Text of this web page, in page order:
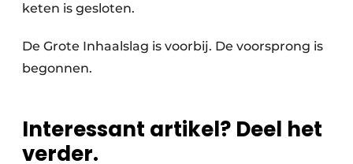
keten is gesloten.
De Grote Inhaalslag is voorbij. De voorsprong is
begonnen.
Interessant artikel? Deel het
verder.